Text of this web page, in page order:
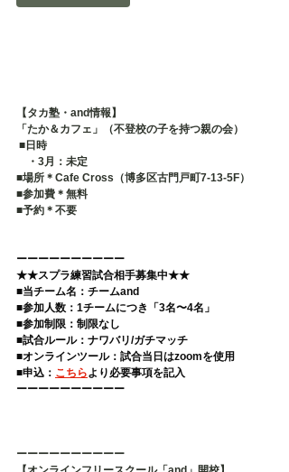
【タカ塾・and情報】
「たか＆カフェ」（不登校の子を持つ親の会）
■日時
・3月：未定
■場所＊Cafe Cross（博多区古門戸町7-13-5F）
■参加費＊無料
■予約＊不要
ーーーーーーーーーー
★★スプラ練習試合相手募集中★★
■当チーム名：チームand
■参加人数：1チームにつき「3名〜4名」
■参加制限：制限なし
■試合ルール：ナワバリ/ガチマッチ
■オンラインツール：試合当日はzoomを使用
■申込： こちらより必要事項を記入
ーーーーーーーーーー
ーーーーーーーーーー